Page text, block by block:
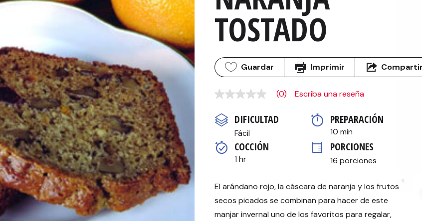
TOSTADO
Guardar Imprimir
Sin
Enlace
en
misma
página.
(0) Escriba una reseña
DIFICULTAD
Fácil
PREPARACIÓN
10 min
COCCIÓN
1 hr
PORCIONES
16 porciones
El arándano rojo, la cáscara de naranja y los frutos
secos picados se combinan para hacer de este
manjar invernal uno de los favoritos para regalar,